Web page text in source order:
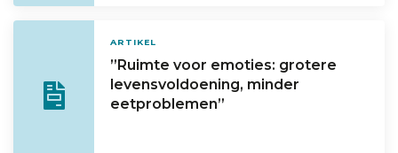
ARTIKEL
”Ruimte voor emoties: grotere
levensvoldoening, minder
eetproblemen”